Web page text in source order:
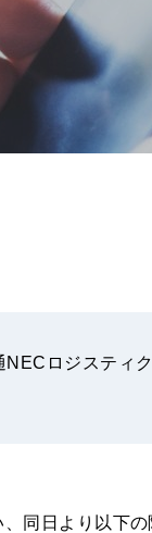
NECロジスティ
同日より以下